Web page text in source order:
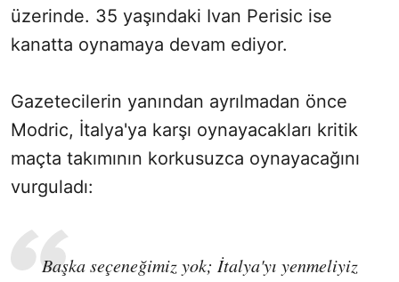
üzerinde. 35 yaşındaki Ivan Perisic ise
kanatta oynamaya devam ediyor.
Gazetecilerin yanından ayrılmadan önce
Modric, İtalya'ya karşı oynayacakları kritik
maçta takımının korkusuzca oynayacağını
vurguladı:
Başka seçeneğimiz yok; İtalya'yı yenmeliyiz